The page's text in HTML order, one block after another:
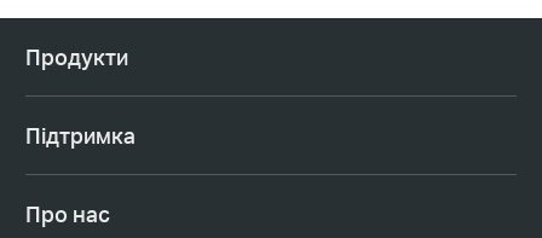
Продукти
Підтримка
Про нас